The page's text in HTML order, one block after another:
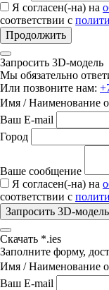
Я согласен(-на) на
соответствии с
Продолжить
Запросить 3D-модель
Мы обязательно
Или позвоните нам:
Имя / Наименование
Ваш E-mail
Город
Ваше сообщение
Я согласен(-на) на
соответствии с
Запросить 3D-модель
Скачать *.ies
Заполните форму,
Имя / Наименование
Ваш E-mail